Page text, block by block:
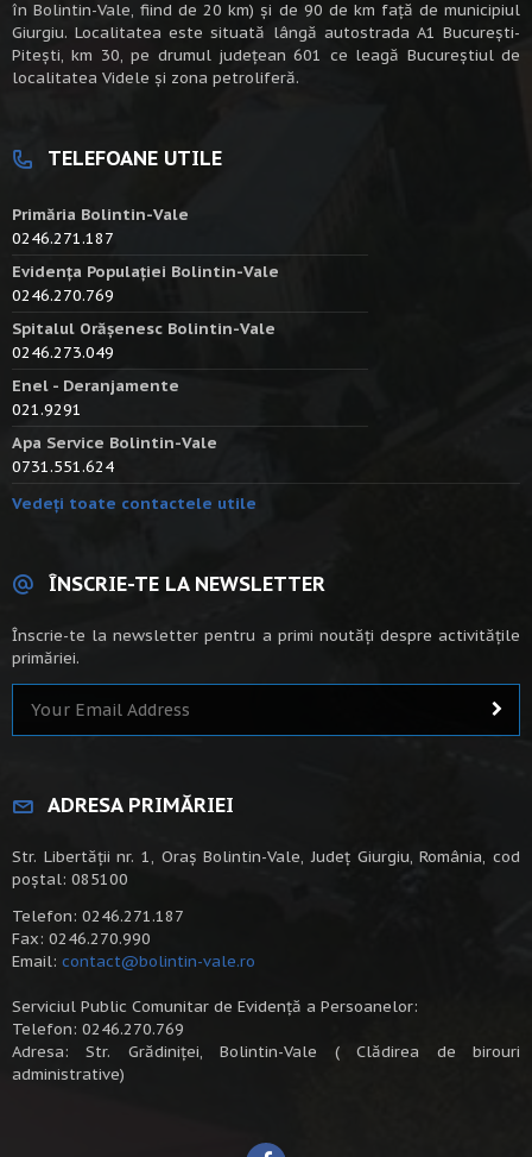
în Bolintin-Vale, fiind de 20 km) şi de 90 de km faţă de municipiul
Giurgiu. Localitatea este situată lângă autostrada A1 Bucureşti-
Piteşti, km 30, pe drumul judeţean 601 ce leagă Bucureştiul de
localitatea Videle şi zona petroliferă.
TELEFOANE UTILE
Primăria Bolintin-Vale
0246.271.187
Evidența Populației Bolintin-Vale
0246.270.769
Spitalul Orășenesc Bolintin-Vale
0246.273.049
Enel - Deranjamente
021.9291
Apa Service Bolintin-Vale
0731.551.624
Vedeți toate contactele utile
ÎNSCRIE-TE LA NEWSLETTER
Înscrie-te la newsletter pentru a primi noutăți despre activitățile
primăriei.
ADRESA PRIMĂRIEI
Str. Libertății nr. 1, Oraș Bolintin-Vale, Județ Giurgiu, România, cod
poștal: 085100
Telefon: 0246.271.187
Fax: 0246.270.990
Email: contact@bolintin-vale.ro
Serviciul Public Comunitar de Evidență a Persoanelor:
Telefon: 0246.270.769
Adresa: Str. Grădiniței, Bolintin-Vale ( Clădirea de birouri
administrative)